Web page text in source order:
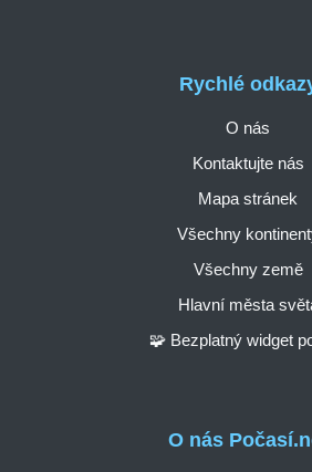
O nás
Rychlé
O nás
Kontaktujte nás
Mapa stránek
Všechny
Všechny země
Hlavní města
🧩 Bezplatný widget